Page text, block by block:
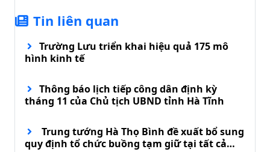
Tin liên quan
Trường Lưu triển khai hiệu quả 175 mô
hình kinh tế
Thông báo lịch tiếp công dân định kỳ
tháng 11 của Chủ tịch UBND tỉnh Hà Tĩnh
Trung tướng Hà Thọ Bình đề xuất bổ sung
quy định tổ chức buồng tạm giữ tại tất cả